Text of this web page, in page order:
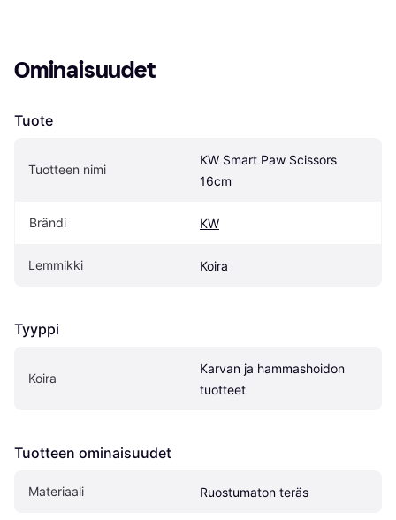
Ominaisuudet
Tuote
Tuotteen nimi
KW Smart Paw Scissors
16cm
Brändi KW
Lemmikki Koira
Tyyppi
Koira
Karvan ja hammashoidon
tuotteet
Tuotteen ominaisuudet
Materiaali Ruostumaton teräs